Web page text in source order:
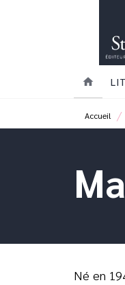
home
Accueil /
Né en